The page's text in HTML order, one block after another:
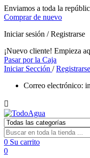
Enviamos a toda la
Comprar de nuevo
Iniciar sesión / Registrarse
¡Nuevo cliente! Empieza
Pasar por la Caja
Iniciar Sección /Registrarse
Correo electrónico:

0 Su carrito
0